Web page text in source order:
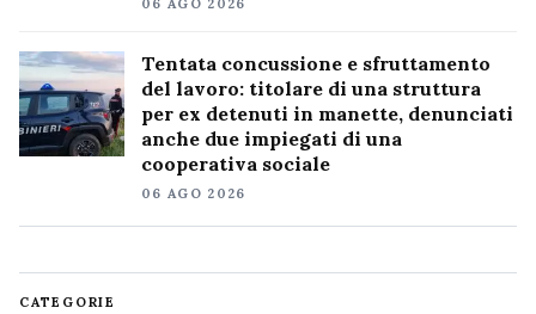
06 AGO 2026
Tentata concussione e sfruttamento
del lavoro: titolare di una struttura
per ex detenuti in manette, denunciati
anche due impiegati di una
cooperativa sociale
06 AGO 2026
CATEGORIE